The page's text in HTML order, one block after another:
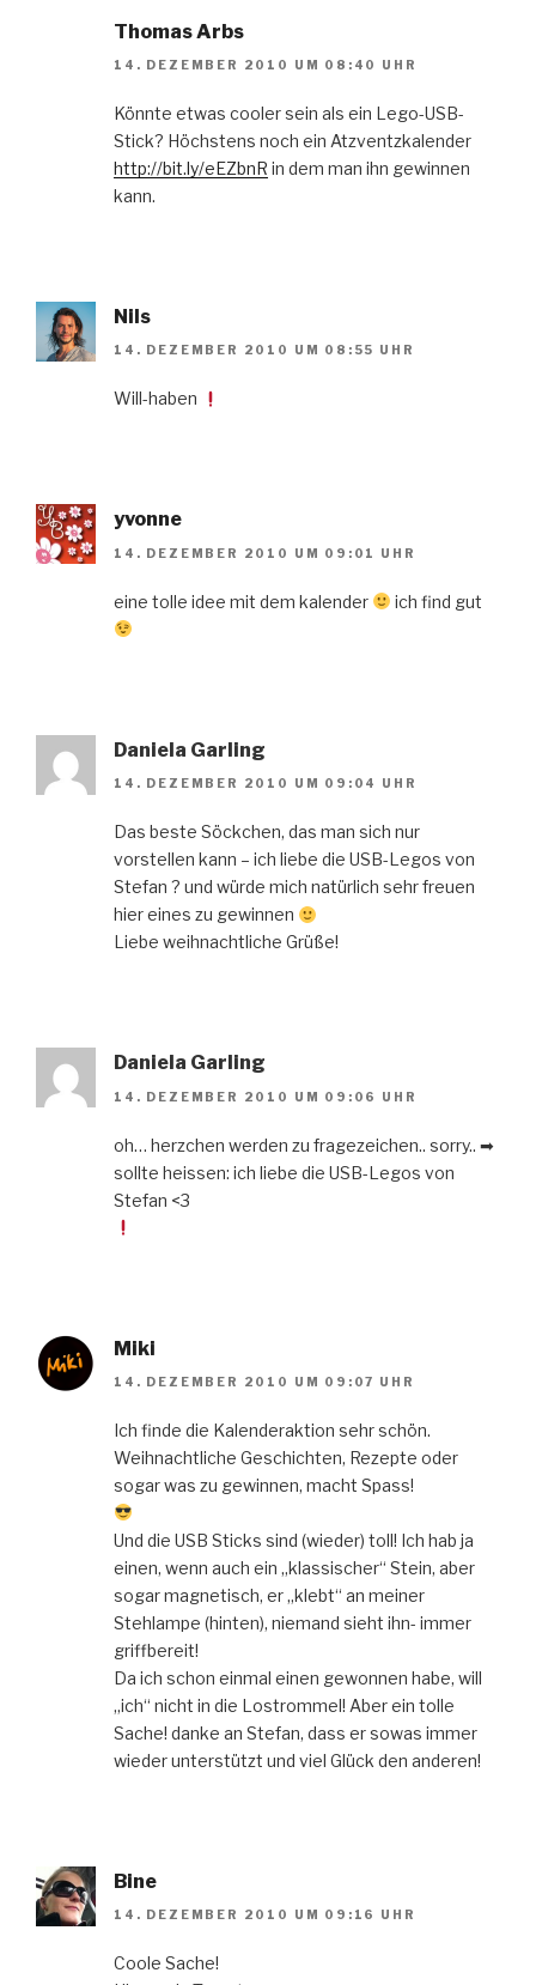
Thomas Arbs
14. DEZEMBER 2010 UM 08:40 UHR
Könnte etwas cooler sein als ein Lego-USB-
Stick? Höchstens noch ein Atzventzkalender
http://bit.ly/eEZbnR in dem man ihn gewinnen
kann.
Nils
14. DEZEMBER 2010 UM 08:55 UHR
Will-haben
yvonne
14. DEZEMBER 2010 UM 09:01 UHR
eine tolle idee mit dem kalender ich find gut
Daniela Garling
14. DEZEMBER 2010 UM 09:04 UHR
Das beste Söckchen, das man sich nur
vorstellen kann – ich liebe die USB-Legos von
Stefan ? und würde mich natürlich sehr freuen
hier eines zu gewinnen
Liebe weihnachtliche Grüße!
Daniela Garling
14. DEZEMBER 2010 UM 09:06 UHR
oh… herzchen werden zu fragezeichen.. sorry.. ➡
sollte heissen: ich liebe die USB-Legos von
Stefan <3
Miki
14. DEZEMBER 2010 UM 09:07 UHR
Ich finde die Kalenderaktion sehr schön.
Weihnachtliche Geschichten, Rezepte oder
sogar was zu gewinnen, macht Spass!
Und die USB Sticks sind (wieder) toll! Ich hab ja
einen, wenn auch ein „klassischer“ Stein, aber
sogar magnetisch, er „klebt“ an meiner
Stehlampe (hinten), niemand sieht ihn- immer
griffbereit!
Da ich schon einmal einen gewonnen habe, will
„ich“ nicht in die Lostrommel! Aber ein tolle
Sache! danke an Stefan, dass er sowas immer
wieder unterstützt und viel Glück den anderen!
Bine
14. DEZEMBER 2010 UM 09:16 UHR
Coole Sache!